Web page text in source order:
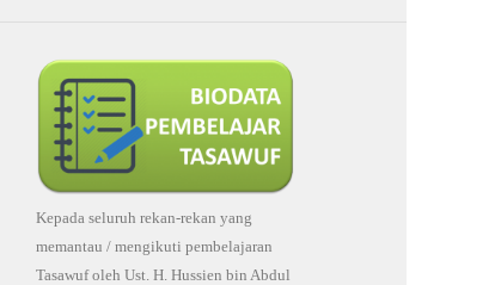
Kepada seluruh rekan-rekan yang
memantau / mengikuti pembelajaran
Tasawuf oleh Ust. H. Hussien bin Abdul